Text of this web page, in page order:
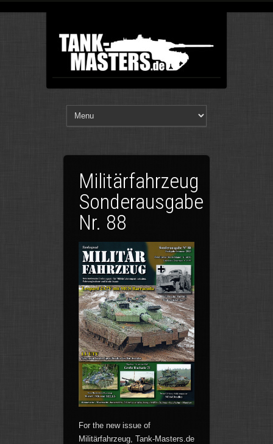
Militärfahrzeug
Sonderausgabe
Nr. 88
For the new issue of
Militärfahrzeug, Tank-Masters.de